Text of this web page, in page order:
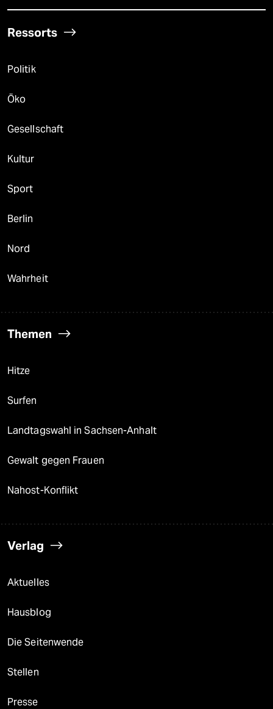
Ressorts
Politik
Öko
Gesellschaft
Kultur
Sport
Berlin
Nord
Wahrheit
Themen
Hitze
Surfen
Landtagswahl in Sachsen-Anhalt
Gewalt gegen Frauen
Nahost-Konflikt
Verlag
Aktuelles
Hausblog
Die Seitenwende
Stellen
Presse